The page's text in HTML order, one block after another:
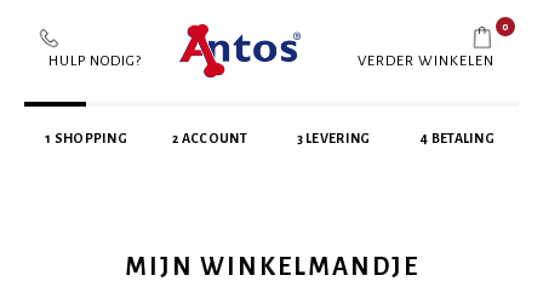
HULP NODIG?
0
VERDER WINKELEN
1 SHOPPING 2 ACCOUNT 3 LEVERING 4 BETALING
MIJN WINKELMANDJE